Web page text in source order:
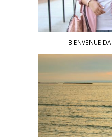
BIENVENUE